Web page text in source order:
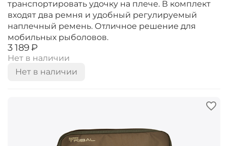
транспортировать удочку на плече. В комплект
входят два ремня и удобный регулируемый
наплечный ремень. Отличное решение для
мобильных рыболовов.
‍3 189‍₽
Нет в наличии
Нет в наличии